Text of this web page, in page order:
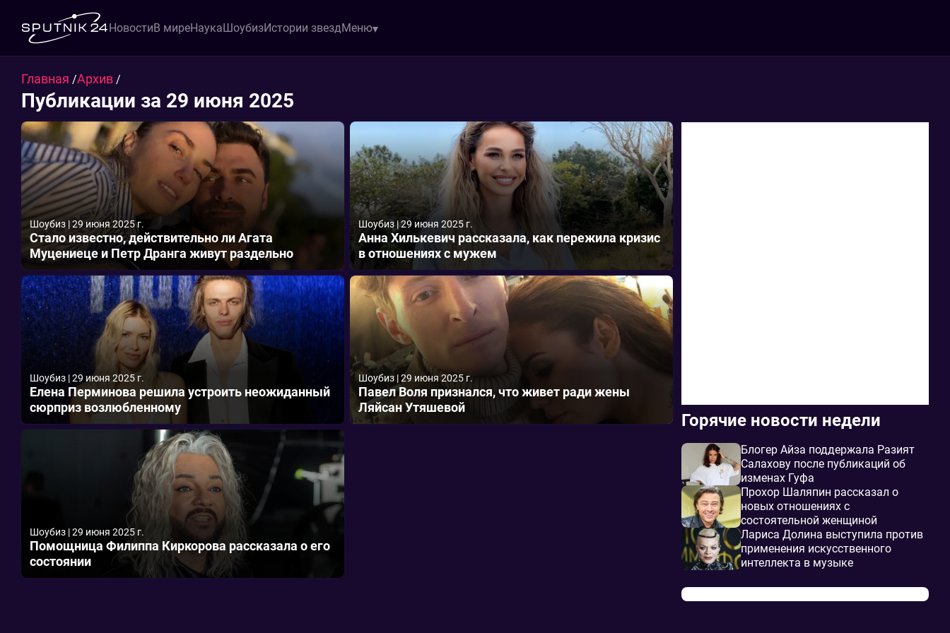
НовостиВ миреНаукаШоубизИстории звездМеню
Главная /Архив /
Публикации за 29 июня 2025
Шоубиз |29 июня 2025 г.
Стало известно, действительно ли Агата
Муцениеце и Петр Дранга живут раздельно
Шоубиз|29 июня 2025 г.
Анна Хилькевич рассказала, как пережила кризис
в отношениях с мужем
Шоубиз |29 июня 2025 г.
Елена Перминова решила устроить неожиданный
сюрприз возлюбленному
Шоубиз |29 июня 2025 г.
Павел Воля признался, что живет ради жены
Ляйсан Утяшевой
Шоубиз |29 июня 2025 г.
Помощница Филиппа Киркорова рассказала о его
состоянии
Горячие новости недели
Блогер Айза поддержала Разият
Салахову после публикаций об
изменах Гуфа
Прохор Шаляпин рассказал о
новых отношениях с
состоятельной женщиной
Лариса Долина выступила против
применения искусственного
интеллекта в музыке